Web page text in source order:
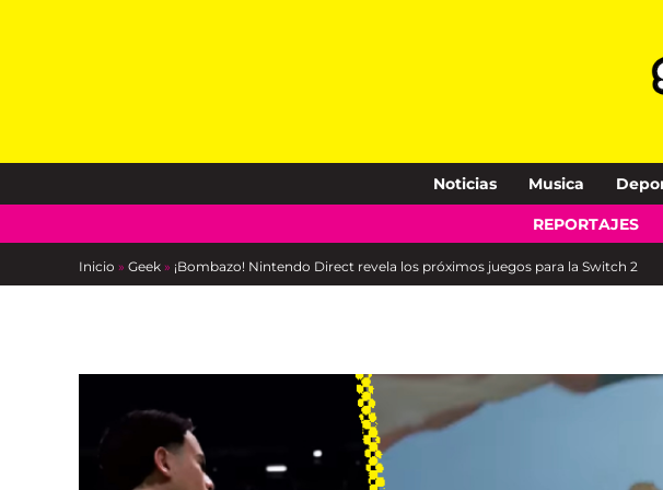
Noticias Musica
REPORTAJES
Inicio » Geek » ¡Bombazo! Nintendo Direct revela los próximos juegos para la Switch 2